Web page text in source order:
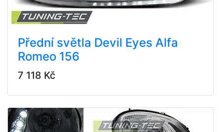
Přední světla Devil Eyes Alfa
Romeo 156
7 118 Kč